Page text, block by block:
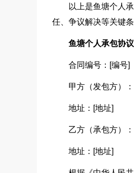
以上是鱼塘个人
任、争议解决等关键
鱼塘个人承包协
合同编号：[编号]
甲方（发包方）
地址：[地址]
乙方（承包方）
地址：[地址]